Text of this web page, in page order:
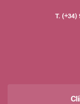
T. (+34)